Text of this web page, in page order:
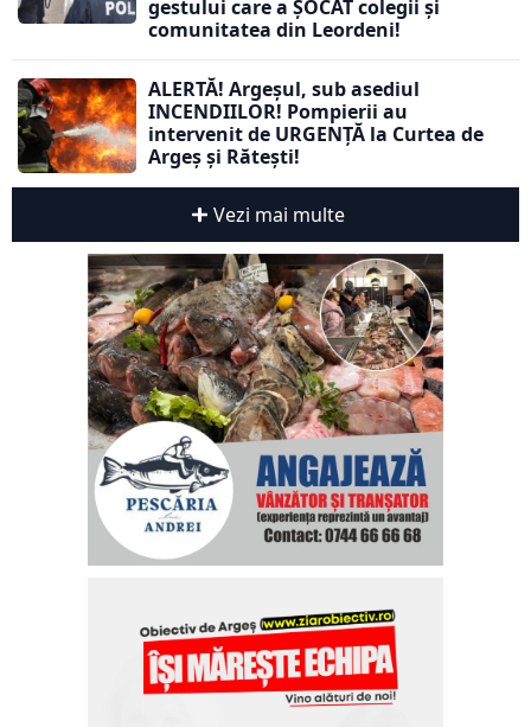
gestului care a ȘOCAT colegii și
comunitatea din Leordeni!
ALERTĂ! Argeșul, sub asediul
INCENDIILOR! Pompierii au
intervenit de URGENȚĂ la Curtea de
Argeș și Rătești!
Vezi mai multe